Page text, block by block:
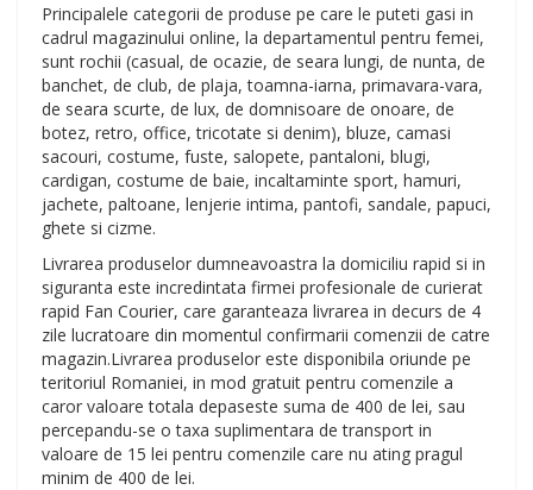
Principalele categorii de produse pe care le puteti gasi in
cadrul magazinului online, la departamentul pentru femei,
sunt rochii (casual, de ocazie, de seara lungi, de nunta, de
banchet, de club, de plaja, toamna-iarna, primavara-vara,
de seara scurte, de lux, de domnisoare de onoare, de
botez, retro, office, tricotate si denim), bluze, camasi
sacouri, costume, fuste, salopete, pantaloni, blugi,
cardigan, costume de baie, incaltaminte sport, hamuri,
jachete, paltoane, lenjerie intima, pantofi, sandale, papuci,
ghete si cizme.
Livrarea produselor dumneavoastra la domiciliu rapid si in
siguranta este incredintata firmei profesionale de curierat
rapid Fan Courier, care garanteaza livrarea in decurs de 4
zile lucratoare din momentul confirmarii comenzii de catre
magazin.Livrarea produselor este disponibila oriunde pe
teritoriul Romaniei, in mod gratuit pentru comenzile a
caror valoare totala depaseste suma de 400 de lei, sau
percepandu-se o taxa suplimentara de transport in
valoare de 15 lei pentru comenzile care nu ating pragul
minim de 400 de lei.